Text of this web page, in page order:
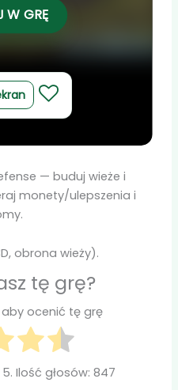
W GRĘ
— buduj wieże i
monety/ulepszenia i
obrona wieży).
tę grę?
aby ocenić tę grę
Ilość głosów: 847